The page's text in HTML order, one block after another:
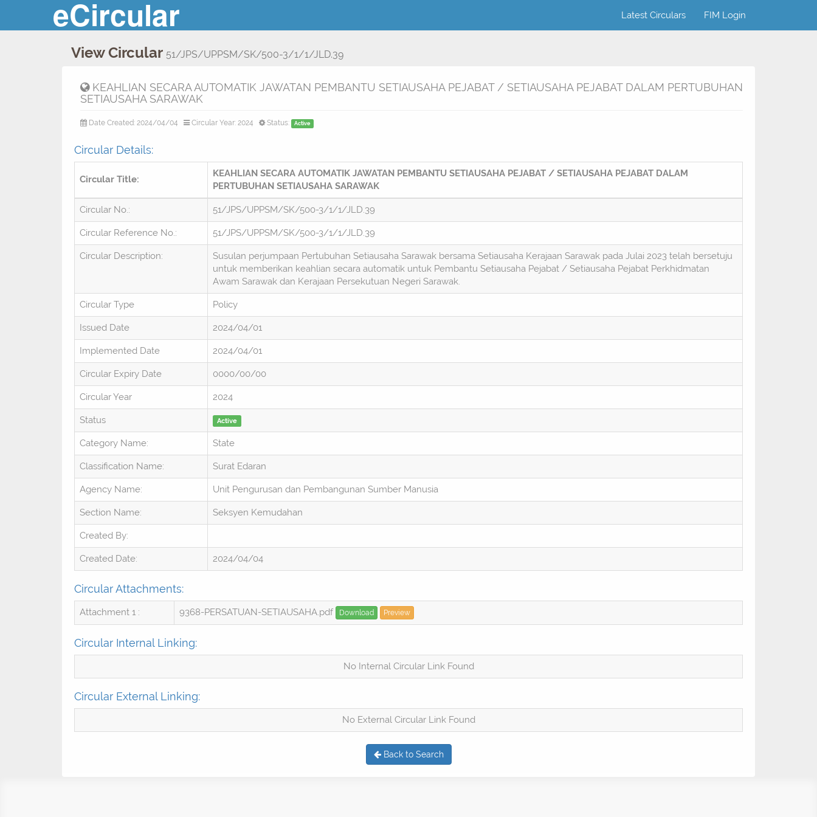
eCircular Latest Circulars FIM Login
View Circular 51/JPS/UPPSM/SK/500-3/1/1/JLD.39
KEAHLIAN SECARA AUTOMATIK JAWATAN PEMBANTU SETIAUSAHA PEJABAT / SETIAUSAHA PEJABAT DALAM PERTUBUHAN
SETIAUSAHA SARAWAK
Date Created: 2024/04/04 Circular Year: 2024 Status: Active
Circular Details:
Circular Title:
KEAHLIAN SECARA AUTOMATIK JAWATAN PEMBANTU SETIAUSAHA PEJABAT / SETIAUSAHA PEJABAT DALAM
PERTUBUHAN SETIAUSAHA SARAWAK
Circular No.: 51/JPS/UPPSM/SK/500-3/1/1/JLD.39
Circular Reference No.: 51/JPS/UPPSM/SK/500-3/1/1/JLD.39
Circular Description:
Susulan perjumpaan Pertubuhan Setiausaha Sarawak bersama Setiausaha Kerajaan Sarawak pada Julai 2023 telah bersetuju
untuk memberikan keahlian secara automatik untuk Pembantu Setiausaha Pejabat / Setiausaha Pejabat Perkhidmatan
Awam Sarawak dan Kerajaan Persekutuan Negeri Sarawak.
Circular Type Policy
Issued Date 2024/04/01
Implemented Date 2024/04/01
Circular Expiry Date 0000/00/00
Circular Year 2024
Status Active
Category Name: State
Classification Name: Surat Edaran
Agency Name: Unit Pengurusan dan Pembangunan Sumber Manusia
Section Name: Seksyen Kemudahan
Created By:
Created Date: 2024/04/04
Circular Attachments:
Attachment 1 : 9368-PERSATUAN-SETIAUSAHA.pdf Download Preview
Circular Internal Linking:
No Internal Circular Link Found
Circular External Linking:
No External Circular Link Found
Back to Search